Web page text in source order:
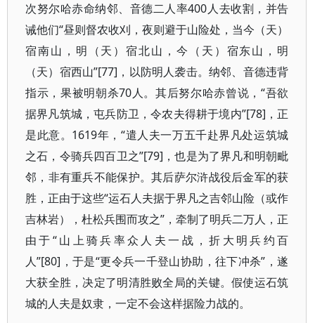
次努尔哈赤命纳邻、音德二人率400人去收割，并告
诫他们“昼则督农收刈，夜则避于山险处，当今（天）
宿南山，明（天）宿北山，今（天）宿东山，明
（天）宿西山”[77]，以防明人袭击。纳邻、音德违背
指示，果被明朝杀70人。其后努尔哈赤曾说，“吾欲
据界凡筑城，屯兵防卫，令农夫得耕于境内”[78]，正
是此意。1619年，“遣人夫一万五千赴界凡处运筑城
之石，令骑兵四百卫之”[79]，也是为了界凡和明朝毗
邻，非有重兵不能保护。其后萨尔浒战役后金军的获
胜，正由于这些“运石人夫据于界凡之吉邻山险（或作
吉林岩），杜松兵围而攻之”，牵制了明兵二万人，正
由于“山上骑兵率众人夫一战，折大明兵约百
人”[80]，于是“更令兵一千登山协助，往下冲杀”，遂
大获全胜，决定了明清胜败全局的关键。假使运石筑
城的人夫是奴隶，一定不会这样据险力战的。